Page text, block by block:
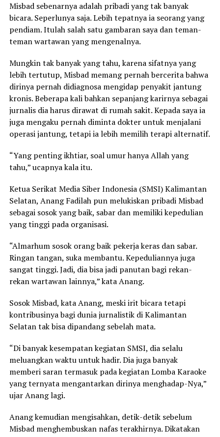
Misbad sebenarnya adalah pribadi yang tak banyak
bicara. Seperlunya saja. Lebih tepatnya ia seorang yang
pendiam. Itulah salah satu gambaran saya dan teman-
teman wartawan yang mengenalnya.
Mungkin tak banyak yang tahu, karena sifatnya yang
lebih tertutup, Misbad memang pernah bercerita bahwa
dirinya pernah didiagnosa mengidap penyakit jantung
kronis. Beberapa kali bahkan sepanjang karirnya sebagai
jurnalis dia harus dirawat di rumah sakit. Kepada saya ia
juga mengaku pernah diminta dokter untuk menjalani
operasi jantung, tetapi ia lebih memilih terapi alternatif.
“Yang penting ikhtiar, soal umur hanya Allah yang
tahu,” ucapnya kala itu.
Ketua Serikat Media Siber Indonesia (SMSI) Kalimantan
Selatan, Anang Fadilah pun melukiskan pribadi Misbad
sebagai sosok yang baik, sabar dan memiliki kepedulian
yang tinggi pada organisasi.
“Almarhum sosok orang baik pekerja keras dan sabar.
Ringan tangan, suka membantu. Kepeduliannya juga
sangat tinggi. Jadi, dia bisa jadi panutan bagi rekan-
rekan wartawan lainnya,” kata Anang.
Sosok Misbad, kata Anang, meski irit bicara tetapi
kontribusinya bagi dunia jurnalistik di Kalimantan
Selatan tak bisa dipandang sebelah mata.
“Di banyak kesempatan kegiatan SMSI, dia selalu
meluangkan waktu untuk hadir. Dia juga banyak
memberi saran termasuk pada kegiatan Lomba Karaoke
yang ternyata mengantarkan dirinya menghadap-Nya,”
ujar Anang lagi.
Anang kemudian mengisahkan, detik-detik sebelum
Misbad menghembuskan nafas terakhirnya. Dikatakan